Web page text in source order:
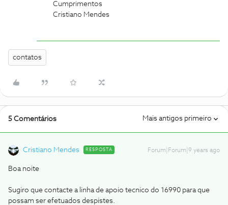
Cumprimentos
Cristiano Mendes
contatos
5 Comentários Mais antigos primeiro
Cristiano Mendes RESPOSTA Forum|Forum|9 years ago
Boa noite
Sugiro que contacte a linha de apoio tecnico do 16990 para que
possam ser efetuados despistes.